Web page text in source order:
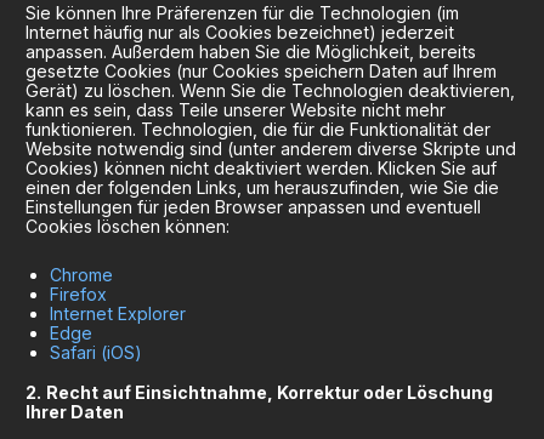
Sie können Ihre Präferenzen für die Technologien (im
Internet häufig nur als Cookies bezeichnet) jederzeit
anpassen. Außerdem haben Sie die Möglichkeit, bereits
gesetzte Cookies (nur Cookies speichern Daten auf Ihrem
Gerät) zu löschen. Wenn Sie die Technologien deaktivieren,
kann es sein, dass Teile unserer Website nicht mehr
funktionieren. Technologien, die für die Funktionalität der
Website notwendig sind (unter anderem diverse Skripte und
Cookies) können nicht deaktiviert werden. Klicken Sie auf
einen der folgenden Links, um herauszufinden, wie Sie die
Einstellungen für jeden Browser anpassen und eventuell
Cookies löschen können:
Chrome
Firefox
Internet Explorer
Edge
Safari (iOS)
Recht auf Einsichtnahme, Korrektur oder Löschung
Ihrer Daten